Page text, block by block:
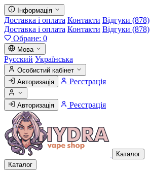
Інформація
Доставка і оплата Контакти Відгуки (878)
Доставка і оплата Контакти Відгуки (878)
Обране: 0
Мова
Русский Українська
Особистий кабінет
Авторизація
Реєстрація
Авторизація Реєстрація
Каталог
Каталог